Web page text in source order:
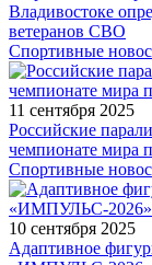
Владивостоке
ветеранов СВО
Спортивные
11 сентября 2025
Российские
чемпионате мира
Спортивные
10 сентября 2025
Адаптивное